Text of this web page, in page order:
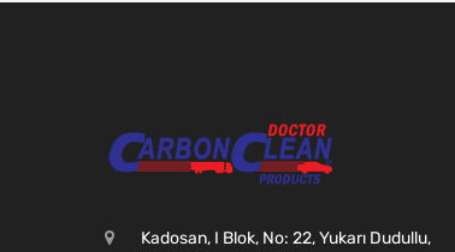
Kadosan, I Blok, No: 22, Yukarı Dudullu,